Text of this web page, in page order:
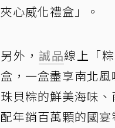
夾心威化禮盒」。
另外， 誠品線上「
盒，一盒盡享南北
珠貝粽的鮮美海味
配年銷百萬顆的國